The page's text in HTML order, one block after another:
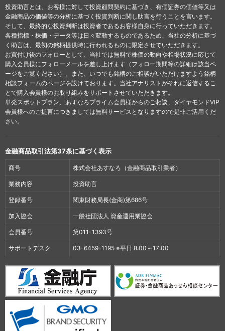
投資助言とは、お客様に対して投資顧問契約に基づき、有価証券の価値等又は
金融商品の価値等の分析に基づく投資判断に関し助言を行うことを言います。
そして、最終的な投資判断は投資者であるお客様自身に行っていただきます。
各種指標・株価・データ等は日々変動するものであるため、当社の分析に基づ
く助言は、最初の銘柄提供時に行われるものに限定させていただきます。
お買付け後のフォローとして、当社では無料で株価の動向や相場状況に応じて
購入会員様にフォローメールを差し上げます（フォロー期間等の詳細は該当ペ
ージをご覧ください）。また、いつでも銘柄のご相談がいただけますよう銘柄
相談フォームのページを設けております。当社アナリストがそれに返信するこ
とで購入会員様のお取り組みをサポートさせていただきます。
単発スポットプラン、あすなろプライム会員様からのご相談、ダイヤモンドVIP
会員様へのご提言につきましては無料サービスとなりますので是非ご活用くだ
さい。
金融商品取引法第37条に基づく表示
商号 株式会社あすなろ（金融商品取引業者）
業務内容 投資助言
登録番号 関東財務局長(金商)第686号
加入協会 一般社団法人 資産運用業協会
会員番号 第011-1393号
サポートデスク 03-6459-1195 ※平日 8:00～17:00